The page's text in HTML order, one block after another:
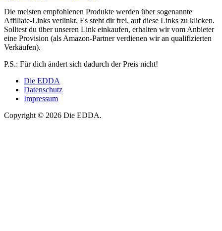
Die meisten empfohlenen Produkte werden über sogenannte
Affiliate-Links verlinkt. Es steht dir frei, auf diese Links zu klicken.
Solltest du über unseren Link einkaufen, erhalten wir vom Anbieter
eine Provision (als Amazon-Partner verdienen wir an qualifizierten
Verkäufen).
P.S.: Für dich ändert sich dadurch der Preis nicht!
Die EDDA
Datenschutz
Impressum
Copyright © 2026 Die EDDA.